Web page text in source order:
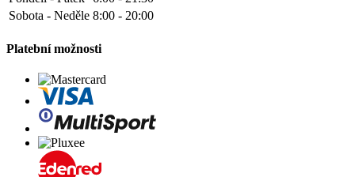
Sobota - Neděle 8:00 - 20:00
Platební možnosti